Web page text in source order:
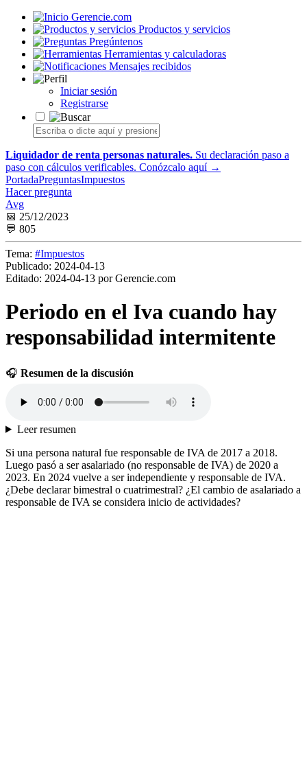
Gerencie.com
Productos y servicios
Pregúntenos
Herramientas y calculadoras
Mensajes recibidos
Iniciar sesión
Registrarse
Liquidador de renta personas naturales. Su declaración paso a
paso con cálculos verificables. Conózcalo aquí →
PortadaPreguntasImpuestos
Hacer pregunta
Avg
📅 25/12/2023
💬 805
Tema: #Impuestos
Publicado: 2024-04-13
Editado: 2024-04-13 por Gerencie.com
Periodo en el Iva cuando hay
responsabilidad intermitente
🎧 Resumen de la discusión
Leer resumen
Si una persona natural fue responsable de IVA de 2017 a 2018.
Luego pasó a ser asalariado (no responsable de IVA) de 2020 a
2023. En 2024 vuelve a ser independiente y responsable de IVA.
¿Debe declarar bimestral o cuatrimestral? ¿El cambio de asalariado a
responsable de IVA se considera inicio de actividades?